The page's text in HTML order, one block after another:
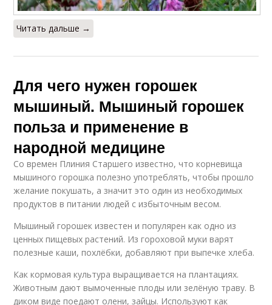
Читать дальше →
Для чего нужен горошек
мышиный. Мышиный горошек
польза и применение в
народной медицине
Со времен Плиния Старшего известно, что корневища
мышиного горошка полезно употреблять, чтобы прошло
желание покушать, а значит это один из необходимых
продуктов в питании людей с избыточным весом.
Мышиный горошек известен и популярен как одно из
ценных пищевых растений. Из гороховой муки варят
полезные каши, похлёбки, добавляют при выпечке хлеба.
Как кормовая культура выращивается на плантациях.
Животным дают вымоченные плоды или зелёную траву. В
диком виде поедают олени, зайцы. Используют как